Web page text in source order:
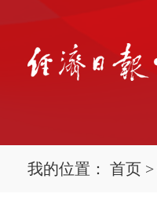
我的位置： 首页 >